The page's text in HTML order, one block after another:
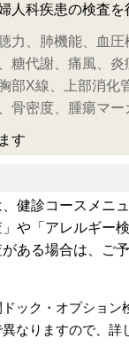
人科疾患の検査を
力、肺機能、血圧
糖代謝、痛風、炎
部X線、上部消化
骨密度、腫瘍マー
す
健診コースメニ
や「アレルギー
ある場合は、ご
ック・オプショ
なりますので、